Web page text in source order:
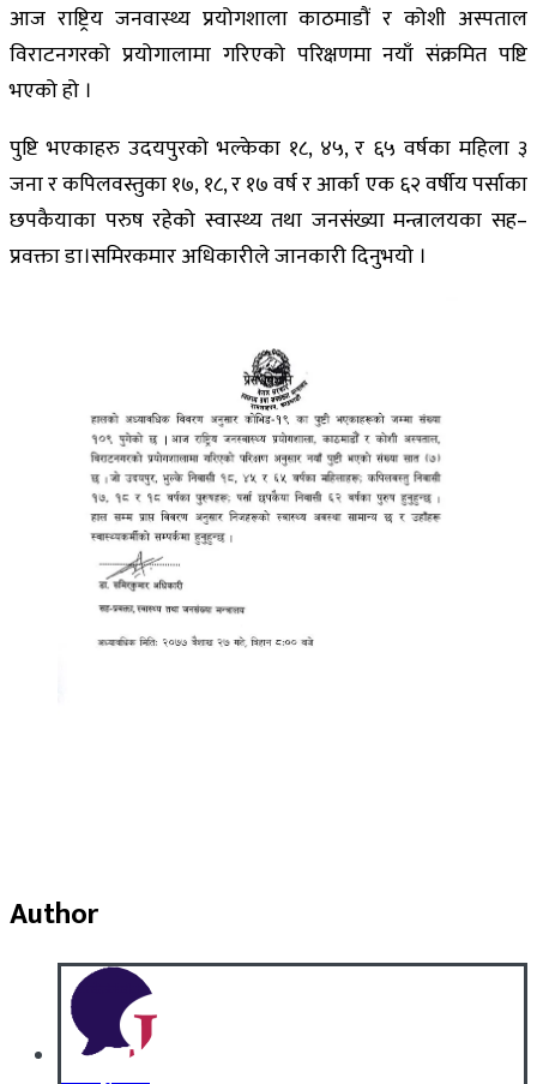
आज राष्ट्रिय जनवास्थ्य प्रयोगशाला काठमाडौं र कोशी अस्पताल
विराटनगरको प्रयोगालामा गरिएको परिक्षणमा नयाँ संक्रमित पष्टि
भएको हो ।
पुष्टि भएकाहरु उदयपुरको भल्केका १८, ४५, र ६५ वर्षका महिला ३
जना र कपिलवस्तुका १७, १८, र १७ वर्ष र आर्का एक ६२ वर्षीय पर्साका
छपकैयाका परुष रहेको स्वास्थ्य तथा जनसंख्या मन्त्रालयका सह–
प्रवक्ता डा।समिरकमार अधिकारीले जानकारी दिनुभयो ।
Author